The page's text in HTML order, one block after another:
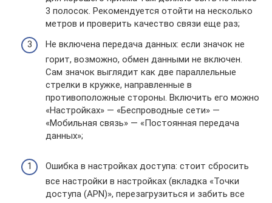
3 полосок. Рекомендуется отойти на несколько
метров и проверить качество связи еще раз;
Не включена передача данных: если значок не
горит, возможно, обмен данными не включен.
Сам значок выглядит как две параллельные
стрелки в кружке, направленные в
противоположные стороны. Включить его можно
«Настройках» — «Беспроводные сети» —
«Мобильная связь» — «Постоянная передача
данных»;
Ошибка в настройках доступа: стоит сбросить
все настройки в настройках (вкладка «Точки
доступа (APN)», перезагрузиться и забить все